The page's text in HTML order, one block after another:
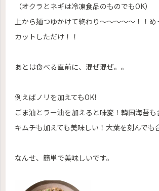
（オクラとネギは冷凍食品のものでもOK）
上から麺つゆかけて終わり〜〜〜〜〜！！め
カットしただけ！！
あとは食べる直前に、混ぜ混ぜ。。
例えばノリを加えてもOK!
ごま油とラー油を加えると味変！韓国海苔も
キムチも加えても美味しい！大葉を刻んでも
なんせ、簡単で美味しいです。